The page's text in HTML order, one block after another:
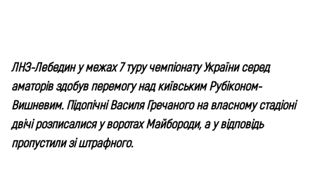
ЛНЗ-Лебедин у межах 7 туру чемпіонату України серед
аматорів здобув перемогу над київським Рубіконом-
Вишневим. Підопічні Василя Гречаного на власному стадіоні
двічі розписалися у воротах Майбороди, а у відповідь
пропустили зі штрафного.